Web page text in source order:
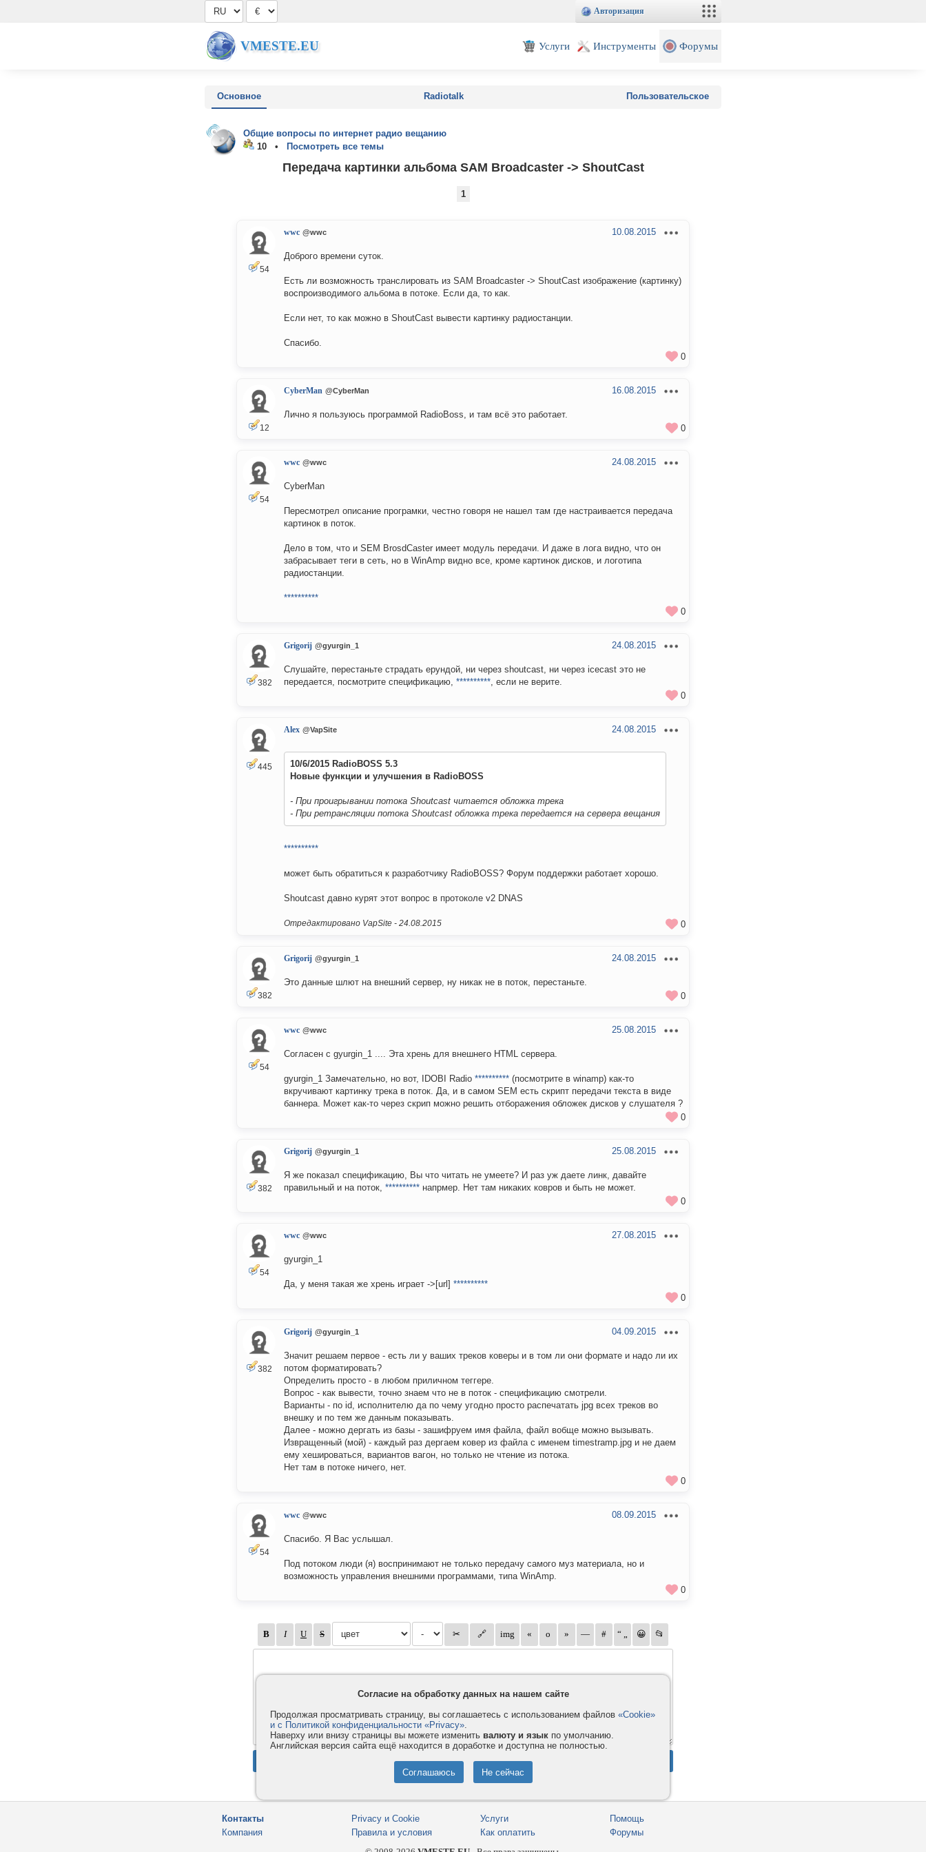
Авторизация
VMESTE.EU Услуги Инструменты Форумы
Основное Radiotalk Пользовательское
Общие вопросы по интернет радио вещанию
10 •
Посмотреть все темы
Передача картинки альбома SAM Broadcaster -> ShoutCast
1
54
wwc @wwc 10.08.2015
Доброго времени суток.
Есть ли возможность транслировать из SAM Broadcaster -> ShoutCast изображение (картинку)
воспроизводимого альбома в потоке. Если да, то как.
Если нет, то как можно в ShoutCast вывести картинку радиостанции.
Спасибо.
0
12
CyberMan @CyberMan 16.08.2015
Лично я пользуюсь программой RadioBoss, и там всё это работает.
0
54
wwc @wwc 24.08.2015
CyberMan
Пересмотрел описание програмки, честно говоря не нашел там где настраивается передача
картинок в поток.
Дело в том, что и SЕM BrosdCaster имеет модуль передачи. И даже в лога видно, что он
забрасывает теги в сеть, но в WinAmp видно все, кроме картинок дисков, и логотипа
радиостанции.
**********
0
382
Grigorij @gyurgin_1 24.08.2015
Слушайте, перестаньте страдать ерундой, ни через shoutcast, ни через icecast это не
передается, посмотрите спецификацию, **********, если не верите.
0
445
Alex @VapSite 24.08.2015
10/6/2015 RadioBOSS 5.3
Новые функции и улучшения в RadioBOSS
- При проигрывании потока Shoutcast читается обложка трека
- При ретрансляции потока Shoutcast обложка трека передается на сервера вещания
**********
может быть обратиться к разработчику RadioBOSS? Форум поддержки работает хорошо.
Shoutcast давно курят этот вопрос в протоколе v2 DNAS
Отредактировано VapSite - 24.08.2015 0
382
Grigorij @gyurgin_1 24.08.2015
Это данные шлют на внешний сервер, ну никак не в поток, перестаньте.
0
54
wwc @wwc 25.08.2015
Согласен с gyurgin_1 .... Эта хрень для внешнего HTML сервера.
gyurgin_1 Замечательно, но вот, IDOBI Radio ********** (посмотрите в winamp) как-то
вкручивают картинку трека в поток. Да, и в самом SEM есть скрипт передачи текста в виде
баннера. Может как-то через скрип можно решить отборажения обложек дисков у слушателя ?
0
382
Grigorij @gyurgin_1 25.08.2015
Я же показал спецификацию, Вы что читать не умеете? И раз уж даете линк, давайте
правильный и на поток, ********** напрмер. Нет там никаких ковров и быть не может.
0
54
wwc @wwc 27.08.2015
gyurgin_1
Да, у меня такая же хрень играет ->[url] **********
0
382
Grigorij @gyurgin_1 04.09.2015
Значит решаем первое - есть ли у ваших треков коверы и в том ли они формате и надо ли их
потом форматировать?
Определить просто - в любом приличном теггере.
Вопрос - как вывести, точно знаем что не в поток - спецификацию смотрели.
Варианты - по id, исполнителю да по чему угодно просто распечатать jpg всех треков во
внешку и по тем же данным показывать.
Далее - можно дергать из базы - зашифруем имя файла, файл вобще можно вызывать.
Извращенный (мой) - каждый раз дергаем ковер из файла с именем timestramp.jpg и не даем
ему хешироваться, вариантов вагон, но только не чтение из потока.
Нет там в потоке ничего, нет.
0
54
wwc @wwc 08.09.2015
Спасибо. Я Вас услышал.
Под потоком люди (я) воспринимают не только передачу самого муз материала, но и
возможность управления внешними программами, типа WinAmp.
0
Контакты
Компания
Privacy и Cookie
Правила и условия
Услуги
Как оплатить
Помощь
Форумы
Согласие на обработку данных на нашем сайте
Продолжая просматривать страницу, вы соглашаетесь с использованием файлов «Cookie»
и с Политикой конфиденциальности «Privacy».
Наверху или внизу страницы вы можете изменить валюту и язык по умолчанию.
Английская версия сайта ещё находится в доработке и доступна не полностью.